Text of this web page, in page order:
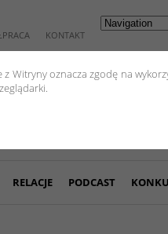
z Witryny oznacza zgodę na
KONTAKT
RELACJE PODCAST